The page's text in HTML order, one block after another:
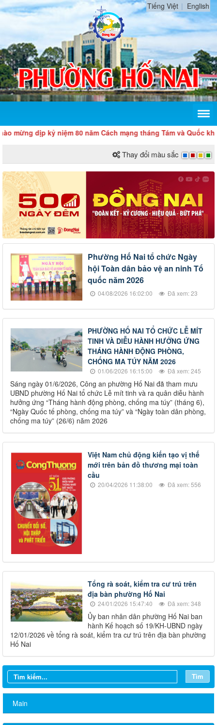
Tiếng Việt English
mừng dịp kỷ niệm 80 năm Cách mạng tháng Tám và Quốc
Thay đổi màu sắc
Phường Hố Nai tổ chức Ngày
hội Toàn dân bảo vệ an ninh Tổ
quốc năm 2026
04/08/2026 16:02:00 Đã xem: 23
PHƯỜNG HỐ NAI TỔ CHỨC LỄ MÍT
TINH VÀ DIỄU HÀNH HƯỞNG ỨNG
THÁNG HÀNH ĐỘNG PHÒNG,
CHỐNG MA TÚY NĂM 2026
01/06/2026 16:15:00 Đã xem: 245
Sáng ngày 01/6/2026, Công an phường Hố Nai đã tham mưu
UBND phường Hố Nai tổ chức Lễ mít tinh và ra quân diễu hành
hưởng ứng “Tháng hành động phòng, chống ma túy” (tháng 6),
“Ngày Quốc tế phòng, chống ma túy” và “Ngày toàn dân phòng,
chống ma túy” (26/6) năm 2026
Việt Nam chủ động kiến tạo vị thế
mới trên bản đồ thương mại toàn
cầu
20/04/2026 11:38:00 Đã xem: 556
Tổng rà soát, kiểm tra cư trú trên
địa bàn phường Hố Nai
24/01/2026 15:47:40 Đã xem: 348
Ủy ban nhân dân phường Hố Nai ban
hành Kế hoạch số 19/KH-UBND ngày
12/01/2026 về tổng rà soát, kiểm tra cư trú trên địa bàn phường
Hố Nai
Tìm
Main
Khám sức khỏe sàng lọc cho trẻ từ 0 đến 6 tuổi
Công khai điều chỉnh chỉ tiêu kế hoạch đầu tư công năm 2026
(lần 7)